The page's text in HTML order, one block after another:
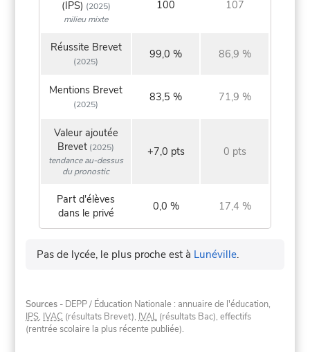
(IPS) (2025)
milieu mixte
100 107
Réussite Brevet
(2025)
99,0 % 86,9 %
Mentions Brevet
(2025)
83,5 % 71,9 %
Valeur ajoutée
Brevet (2025)
tendance au-dessus
du pronostic
+7,0 pts 0 pts
Part d'élèves
dans le privé
0,0 % 17,4 %
Pas de lycée, le plus proche est à Lunéville.
Sources - DEPP / Éducation Nationale : annuaire de l'éducation,
IPS, IVAC (résultats Brevet), IVAL (résultats Bac), effectifs
(rentrée scolaire la plus récente publiée).